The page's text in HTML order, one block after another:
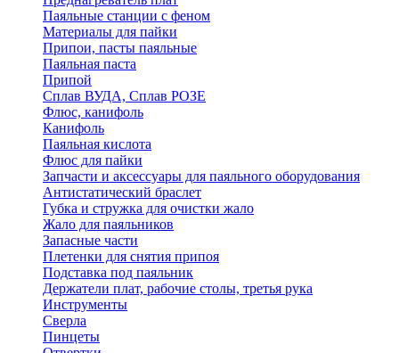
Паяльные станции с феном
Материалы для пайки
Припои, пасты паяльные
Паяльная паста
Припой
Сплав ВУДА, Сплав РОЗЕ
Флюс, канифоль
Канифоль
Паяльная кислота
Флюс для пайки
Запчасти и аксессуары для паяльного оборудования
Антистатический браслет
Губка и стружка для очистки жало
Жало для паяльников
Запасные части
Плетенки для снятия припоя
Подставка под паяльник
Держатели плат, рабочие столы, третья рука
Инструменты
Сверла
Пинцеты